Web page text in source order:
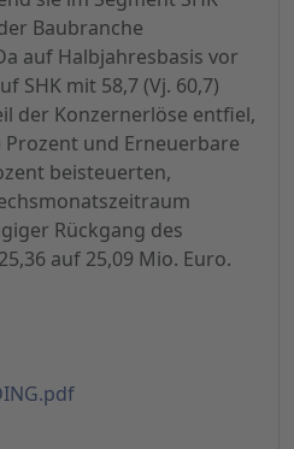
Baubranche
auf Halbjahresbasis vor
SHK mit 58,7 (Vj. 60,7)
der Konzernerlöse entfiel,
Prozent und Erneuerbare
beisteuerten,
Rückgang des
auf 25,09 Mio. Euro.